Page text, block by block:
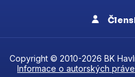
Copyright © 2010-2026 BK
Informace o autorských